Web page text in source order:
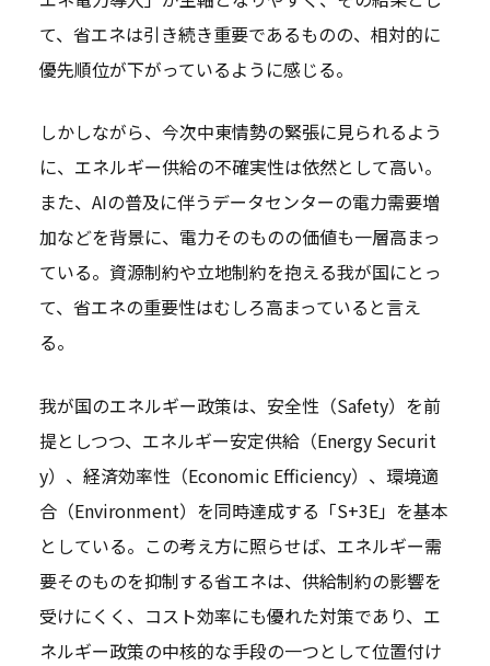
て、省エネは引き続き重要であるものの、相対的に
優先順位が下がっているように感じる。
しかしながら、今次中東情勢の緊張に見られるよう
に、エネルギー供給の不確実性は依然として高い。
また、AIの普及に伴うデータセンターの電力需要増
加などを背景に、電力そのものの価値も一層高まっ
ている。資源制約や立地制約を抱える我が国にとっ
て、省エネの重要性はむしろ高まっていると言え
る。
我が国のエネルギー政策は、安全性（Safety）を前
提としつつ、エネルギー安定供給（Energy Securit
y）、経済効率性（Economic Efficiency）、環境適
合（Environment）を同時達成する「S+3E」を基本
としている。この考え方に照らせば、エネルギー需
要そのものを抑制する省エネは、供給制約の影響を
受けにくく、コスト効率にも優れた対策であり、エ
ネルギー政策の中核的な手段の一つとして位置付け